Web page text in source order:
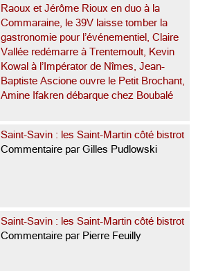
Raoux et Jérôme Rioux en duo à la
Commaraine, le 39V laisse tomber la
gastronomie pour l’événementiel, Claire
Vallée redémarre à Trentemoult, Kevin
Kowal à l’Impérator de Nîmes, Jean-
Baptiste Ascione ouvre le Petit Brochant,
Amine Ifakren débarque chez Boubalé
Saint-Savin : les Saint-Martin côté bistrot
Commentaire par Gilles Pudlowski
Saint-Savin : les Saint-Martin côté bistrot
Commentaire par Pierre Feuilly